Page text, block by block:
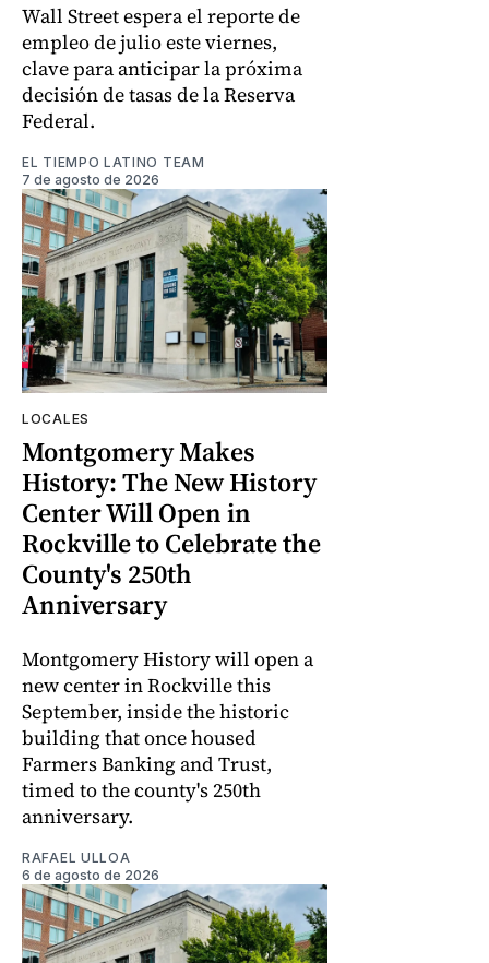
Wall Street espera el reporte de
empleo de julio este viernes,
clave para anticipar la próxima
decisión de tasas de la Reserva
Federal.
EL TIEMPO LATINO TEAM
7 de agosto de 2026
LOCALES
Montgomery Makes
History: The New History
Center Will Open in
Rockville to Celebrate the
County's 250th
Anniversary
Montgomery History will open a
new center in Rockville this
September, inside the historic
building that once housed
Farmers Banking and Trust,
timed to the county's 250th
anniversary.
RAFAEL ULLOA
6 de agosto de 2026